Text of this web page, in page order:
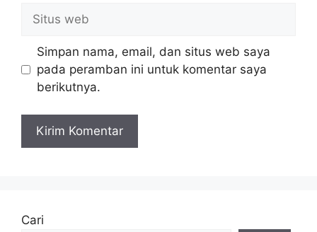
Situs
web
Simpan nama, email, dan situs web saya
pada peramban ini untuk komentar saya
berikutnya.
Cari